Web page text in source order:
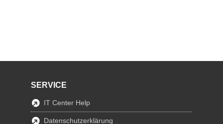
SERVICE
IT Center Help
Datenschutzerklärung